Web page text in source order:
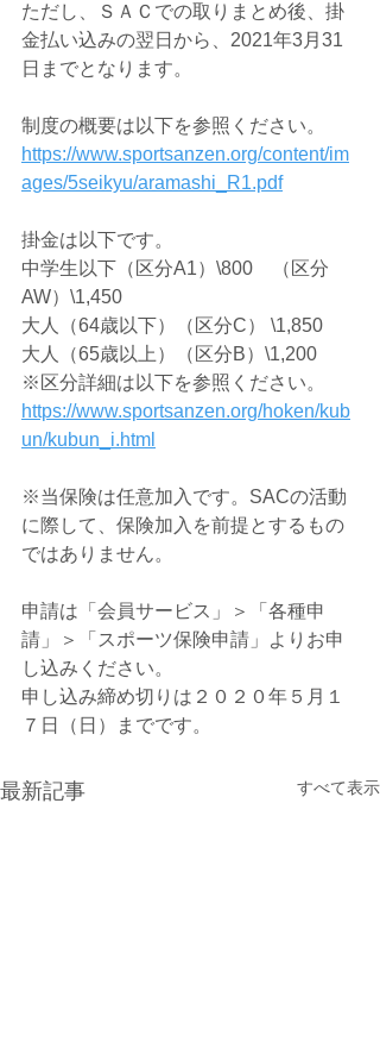
ただし、ＳＡＣでの取りまとめ後、掛
金払い込みの翌日から、2021年3月31
日までとなります。
制度の概要は以下を参照ください。
https://www.sportsanzen.org/content/im
ages/5seikyu/aramashi_R1.pdf
掛金は以下です。
中学生以下（区分A1）\800　（区分
AW）\1,450
大人（64歳以下）（区分C） \1,850
大人（65歳以上）（区分B）\1,200
※区分詳細は以下を参照ください。
https://www.sportsanzen.org/hoken/kub
un/kubun_i.html
※当保険は任意加入です。SACの活動
に際して、保険加入を前提とするもの
ではありません。
申請は「会員サービス」＞「各種申
請」＞「スポーツ保険申請」よりお申
し込みください。
申し込み締め切りは２０２０年５月１
７日（日）までです。
最新記事 すべて表示